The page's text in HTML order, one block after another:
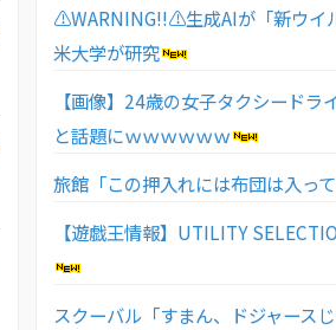
⚠WARNING!!⚠生成AIが「新ウイ
米大学が研究
【画像】24歳の女子タクシード
と話題にｗｗｗｗｗｗ
旅館「この押入れには布団は入って
【遊戯王情報】UTILITY
スクーバル「すまん、ドジャース